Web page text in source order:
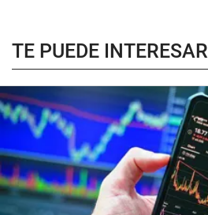
TE PUEDE INTERESAR